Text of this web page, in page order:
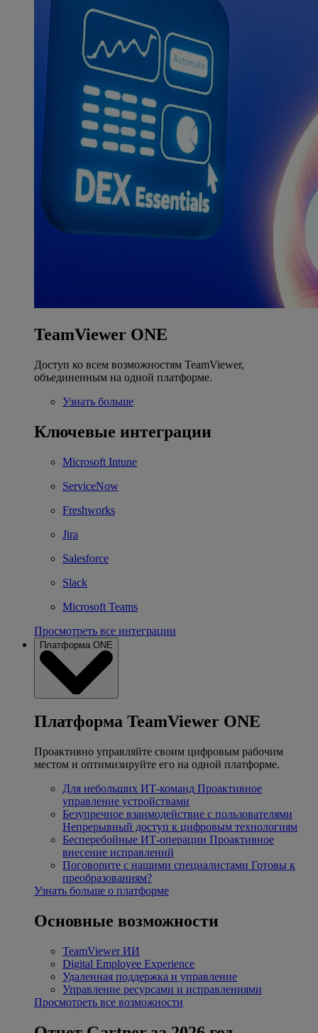
TeamViewer ONE
Доступ ко всем возможностям TeamViewer,
объединенным на одной платформе.
Узнать больше
Ключевые интеграции
Microsoft Intune
ServiceNow
Freshworks
Jira
Salesforce
Slack
Microsoft Teams
Просмотреть все интеграции
Платформа ONE
Платформа TeamViewer ONE
Проактивно управляйте своим цифровым рабочим
местом и оптимизируйте его на одной платформе.
Для небольших ИТ-команд Проактивное
управление устройствами
Безупречное взаимодействие с пользователями
Непрерывный доступ к цифровым технологиям
Бесперебойные ИТ-операции Проактивное
внесение исправлений
Поговорите с нашими специалистами Готовы к
преобразованиям?
Узнать больше о платформе
Основные возможности
TeamViewer ИИ
Digital Employee Experience
Удаленная поддержка и управление
Управление ресурсами и исправлениями
Просмотреть все возможности